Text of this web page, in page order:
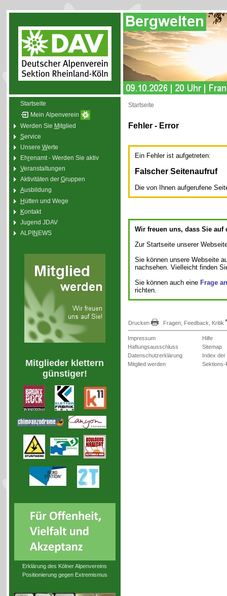
Startseite
Mein Alpenverein
Werden Sie Mitglied
Service
Unsere Werte
Ehrenamt - Werden Sie aktiv
Veranstaltungen
Aktivitäten der Gruppen
Ausbildung
Hütten und Wege
Kontakt
Jugend JDAV
ALPINEWS
Mitglieder klettern
günstiger!
Erklärung des Kölner Alpenvereins
Positionierung gegen Extremismus
Startseite
Fehler - Error
Ein Fehler ist aufgetreten:
Falscher Seitenaufruf
Die von Ihnen aufgerufene
Wir freuen uns, dass Sie auf
Zur Startseite unserer
Sie können unsere Webseite
nachsehen. Vielleicht finden
Sie können auch eine Frage
richten.
Drucken Fragen, Feedback, Kritik
Impressum
Haftungsausschluss
Datenschutzerklärung
Mitglied werden
Hilfe
Sitemap
Index der
Sektions-